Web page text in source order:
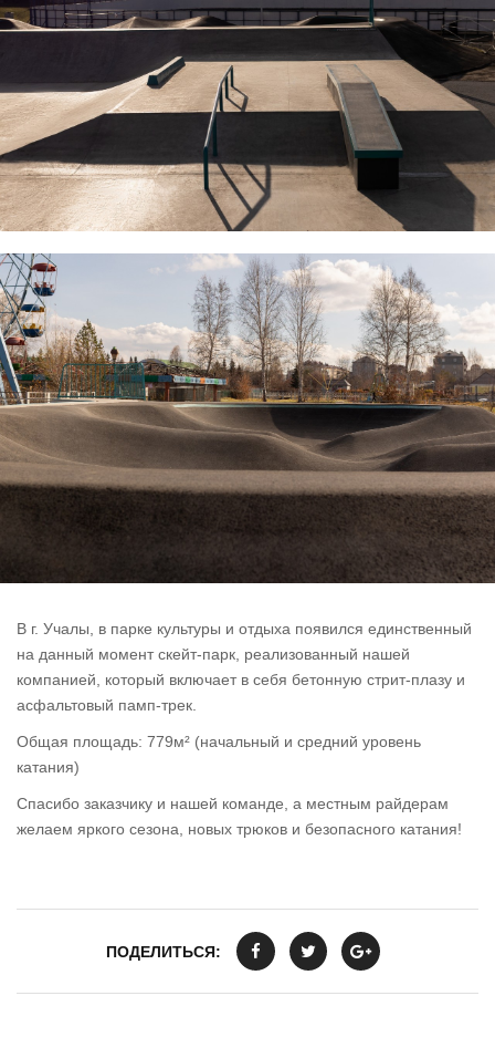
В г. Учалы, в парке культуры и отдыха появился единственный
на данный момент скейт-парк, реализованный нашей
компанией, который включает в себя бетонную стрит-плазу и
асфальтовый памп-трек.
Общая площадь: 779м² (начальный и средний уровень
катания)
Спасибо заказчику и нашей команде, а местным райдерам
желаем яркого сезона, новых трюков и безопасного катания!
ПОДЕЛИТЬСЯ: